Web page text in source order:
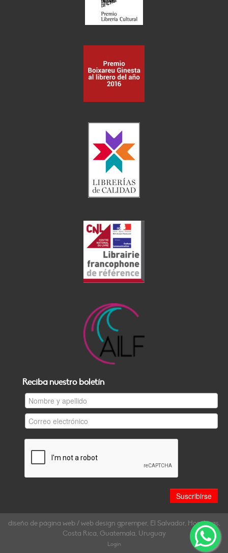
Reciba nuestro boletín
diseño de página web / web design gpremper, El Salvador, Honduras,
Costa Rica, Guatemala, Uruguay
Login